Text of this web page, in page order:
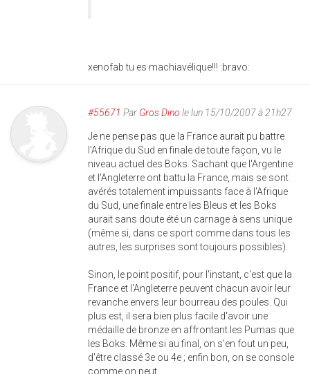
xenofab tu es machiavélique!!! :bravo:
#55671 Par Gros Dino le lun 15/10/2007 à 21h27
Je ne pense pas que la France aurait pu battre
l'Afrique du Sud en finale de toute façon, vu le
niveau actuel des Boks. Sachant que l'Argentine
et l'Angleterre ont battu la France, mais se sont
avérés totalement impuissants face à l'Afrique
du Sud, une finale entre les Bleus et les Boks
aurait sans doute été un carnage à sens unique
(même si, dans ce sport comme dans tous les
autres, les surprises sont toujours possibles).
Sinon, le point positif, pour l'instant, c'est que la
France et l'Angleterre peuvent chacun avoir leur
revanche envers leur bourreau des poules. Qui
plus est, il sera bien plus facile d'avoir une
médaille de bronze en affrontant les Pumas que
les Boks. Même si au final, on s'en fout un peu,
d'être classé 3e ou 4e ; enfin bon, on se console
comme on peut.